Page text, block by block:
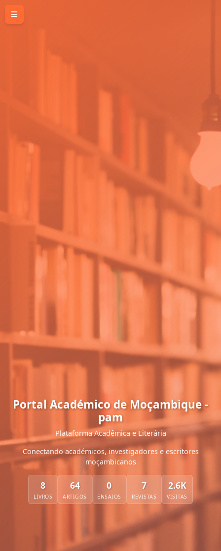
Portal Académico de Moçambique -
pam
Plataforma Acadêmica e Literária
Conectando académicos, investigadores e escritores
moçambicanos
8
LIVROS
64
ARTIGOS
0
ENSAIOS
7
REVISTAS
2.6K
VISITAS